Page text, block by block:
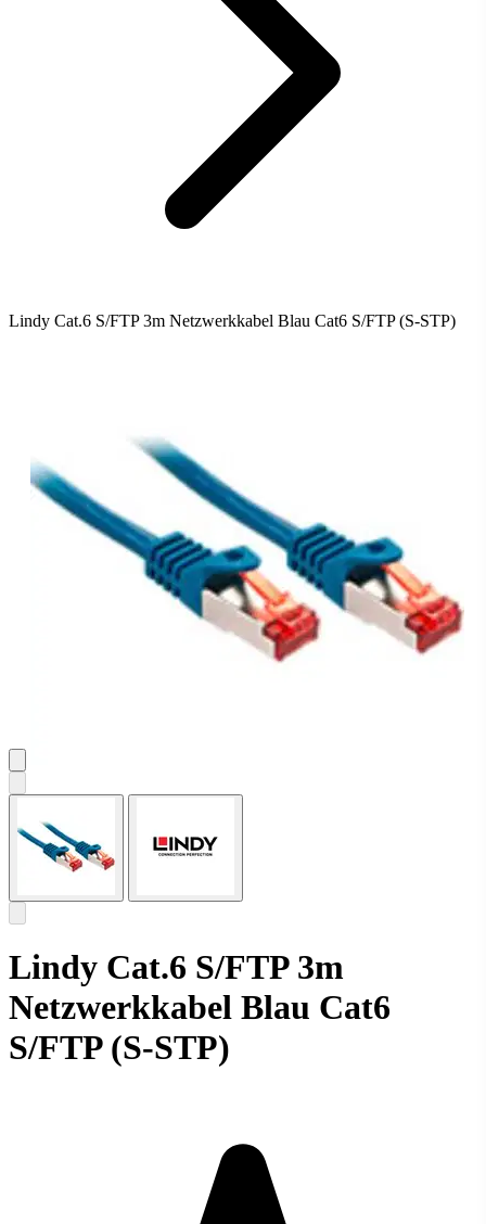
Lindy Cat.6 S/FTP 3m Netzwerkkabel Blau Cat6 S/FTP (S-STP)
Lindy Cat.6 S/FTP 3m
Netzwerkkabel Blau Cat6
S/FTP (S-STP)